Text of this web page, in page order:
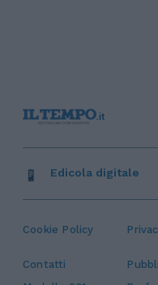
Cookie Policy
Contatti
Edicola digitale